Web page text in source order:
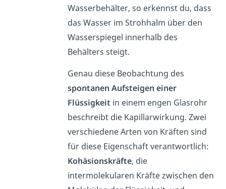
Wasserbehälter, so erkennst du, dass
das Wasser im Strohhalm über den
Wasserspiegel innerhalb des
Behälters steigt.
Genau diese Beobachtung des
spontanen Aufsteigen einer
Flüssigkeit in einem engen Glasrohr
beschreibt die Kapillarwirkung. Zwei
verschiedene Arten von Kräften sind
für diese Eigenschaft verantwortlich:
Kohäsionskräfte, die
intermolekularen Kräfte zwischen den